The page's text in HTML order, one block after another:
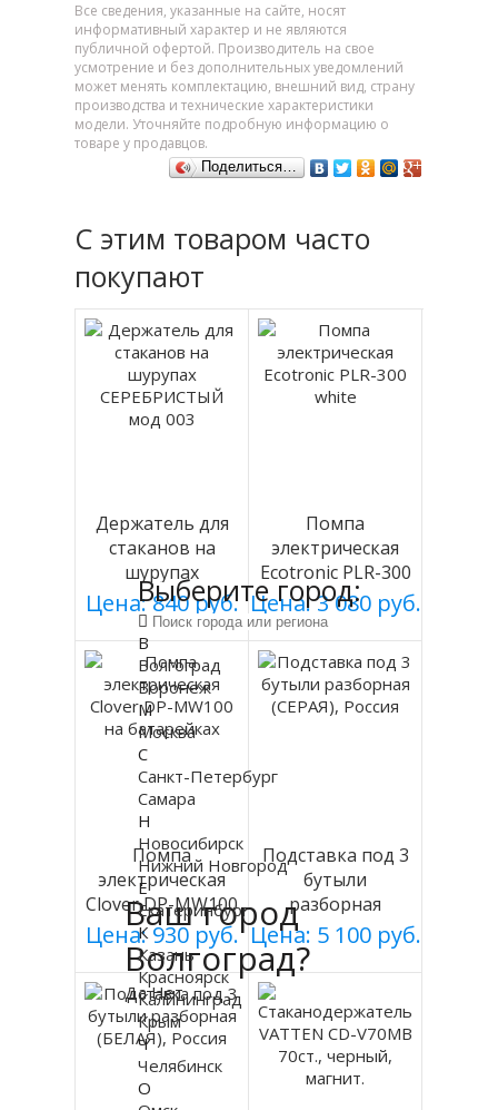
Все сведения, указанные на сайте, носят
информативный характер и не являются
публичной офертой. Производитель на свое
усмотрение и без дополнительных уведомлений
может менять комплектацию, внешний вид, страну
производства и технические характеристики
модели. Уточняйте подробную информацию о
товаре у продавцов.
Поделиться…
С этим товаром часто
покупают
Держатель для
стаканов на
шурупах
СЕРЕБРИСТЫЙ
мод 003
Цена: 840 руб.
Помпа
электрическая
Ecotronic PLR-300
white
Цена: 3 080 руб.
Помпа
электрическая
Clover DP-MW100
на батарейках
Цена: 930 руб.
Подставка под 3
бутыли
разборная
(СЕРАЯ), Россия
Цена: 5 100 руб.
Ваш город
Волгоград?
Да Нет
Выберите город:
В
Волгоград
Воронеж
М
Москва
С
Санкт-Петербург
Самара
Н
Новосибирск
Нижний Новгород
Е
Екатеринбург
К
Казань
Красноярск
Калининград
Крым
Ч
Челябинск
О